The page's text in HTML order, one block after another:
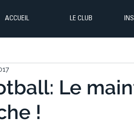
ACCUEIL LE CLUB
Le
!